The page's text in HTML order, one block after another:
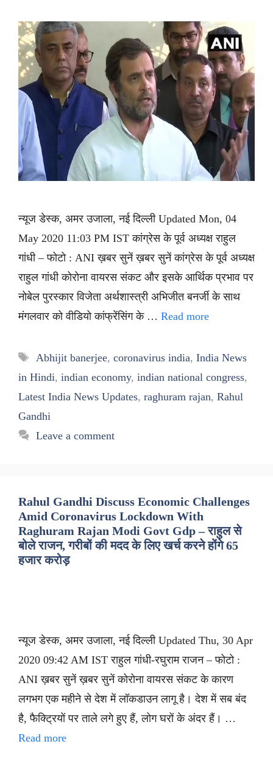
न्यूज डेस्क, अमर उजाला, नई दिल्ली Updated Mon, 04
May 2020 11:03 PM IST कांग्रेस के पूर्व अध्यक्ष राहुल
गांधी – फोटो : ANI ख़बर सुनें ख़बर सुनें कांग्रेस के पूर्व अध्यक्ष
राहुल गांधी कोरोना वायरस संकट और इसके आर्थिक प्रभाव पर
नोबेल पुरस्कार विजेता अर्थशास्त्री अभिजीत बनर्जी के साथ
मंगलवार को वीडियो कांफ्रेंसिंग के … Read more
Tags
Abhijit banerjee, coronavirus india, India News
in Hindi, indian economy, indian national congress,
Latest India News Updates, raghuram rajan, Rahul
Gandhi
Leave a comment
Rahul Gandhi Discuss Economic Challenges
Amid Coronavirus Lockdown With
Raghuram Rajan Modi Govt Gdp – राहुल से
बोले राजन, गरीबों की मदद के लिए खर्च करने होंगे 65
हजार करोड़
न्यूज डेस्क, अमर उजाला, नई दिल्ली Updated Thu, 30 Apr
2020 09:42 AM IST राहुल गांधी-रघुराम राजन – फोटो :
ANI ख़बर सुनें ख़बर सुनें कोरोना वायरस संकट के कारण
लगभग एक महीने से देश में लॉकडाउन लागू है। देश में सब बंद
है, फैक्ट्रियों पर ताले लगे हुए हैं, लोग घरों के अंदर हैं। …
Read more